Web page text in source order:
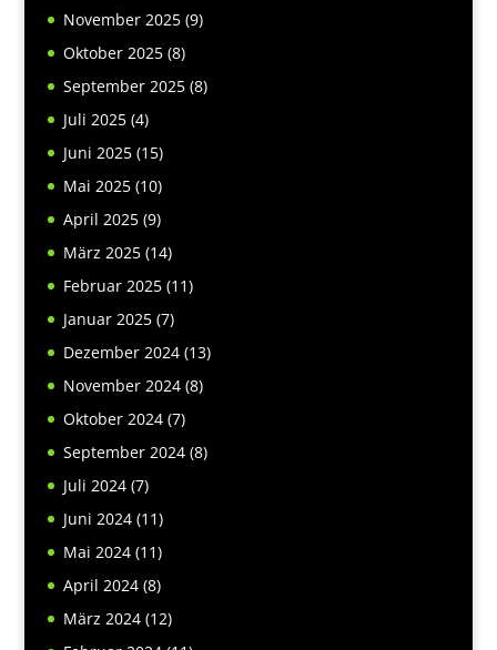
November 2025(9)
Oktober 2025(8)
September 2025(8)
Juli 2025(4)
Juni 2025(15)
Mai 2025(10)
April 2025(9)
März 2025(14)
Februar 2025(11)
Januar 2025(7)
Dezember 2024(13)
November 2024(8)
Oktober 2024(7)
September 2024(8)
Juli 2024(7)
Juni 2024(11)
Mai 2024(11)
April 2024(8)
März 2024(12)